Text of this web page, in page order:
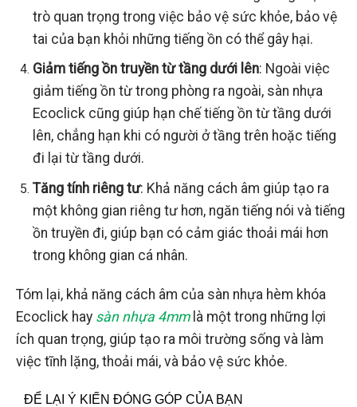
trò quan trọng trong việc bảo vệ sức khỏe, bảo vệ
tai của bạn khỏi những tiếng ồn có thể gây hại.
Giảm tiếng ồn truyền từ tầng dưới lên: Ngoài việc
giảm tiếng ồn từ trong phòng ra ngoài, sàn nhựa
Ecoclick cũng giúp hạn chế tiếng ồn từ tầng dưới
lên, chẳng hạn khi có người ở tầng trên hoặc tiếng
đi lại từ tầng dưới.
Tăng tính riêng tư: Khả năng cách âm giúp tạo ra
một không gian riêng tư hơn, ngăn tiếng nói và tiếng
ồn truyền đi, giúp bạn có cảm giác thoải mái hơn
trong không gian cá nhân.
Tóm lại, khả năng cách âm của sàn nhựa hèm khóa
Ecoclick hay sàn nhựa 4mmlà một trong những lợi
ích quan trọng, giúp tạo ra môi trường sống và làm
việc tĩnh lặng, thoải mái, và bảo vệ sức khỏe.
ĐỂ LẠI Ý KIẾN ĐÓNG GÓP CỦA BẠN